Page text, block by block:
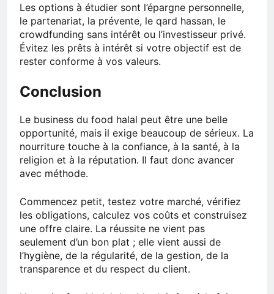
Les options à étudier sont l’épargne personnelle,
le partenariat, la prévente, le qard hassan, le
crowdfunding sans intérêt ou l’investisseur privé.
Évitez les prêts à intérêt si votre objectif est de
rester conforme à vos valeurs.
Conclusion
Le business du food halal peut être une belle
opportunité, mais il exige beaucoup de sérieux. La
nourriture touche à la confiance, à la santé, à la
religion et à la réputation. Il faut donc avancer
avec méthode.
Commencez petit, testez votre marché, vérifiez
les obligations, calculez vos coûts et construisez
une offre claire. La réussite ne vient pas
seulement d’un bon plat ; elle vient aussi de
l’hygiène, de la régularité, de la gestion, de la
transparence et du respect du client.